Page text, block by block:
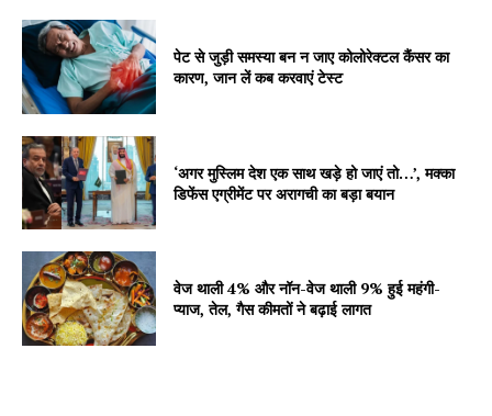
Company
About
Contact us
Subscription Plans
पेट से जुड़ी समस्या बन न जाए कोलोरेक्टल कैंसर का
कारण, जान लें कब करवाएं टेस्ट
‘अगर मुस्लिम देश एक साथ खड़े हो जाएं तो…’, मक्का
डिफेंस एग्रीमेंट पर अरागची का बड़ा बयान
वेज थाली 4% और नॉन-वेज थाली 9% हुई महंगी-
प्याज, तेल, गैस कीमतों ने बढ़ाई लागत